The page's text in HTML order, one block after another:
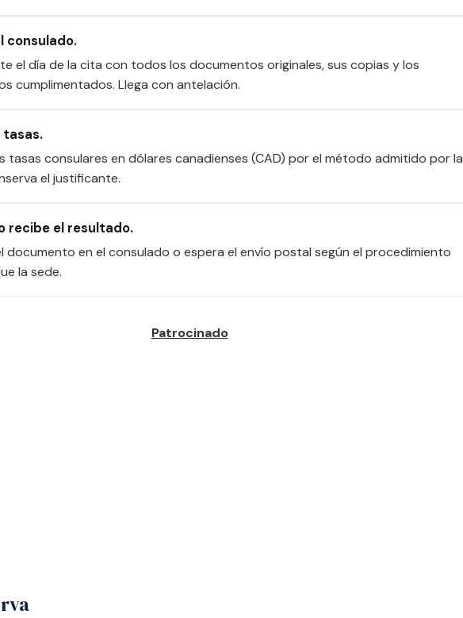
consulado.
el día de la cita con todos los documentos originales, sus copias y los
cumplimentados. Llega con antelación.
tasas.
tasas consulares en dólares canadienses (CAD) por el método admitido por la
el justificante.
recibe el resultado.
documento en el consulado o espera el envío postal según el procedimiento
la sede.